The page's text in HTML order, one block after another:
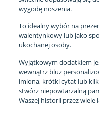
wygodę noszenia.
To idealny wybór na
walentynkowy lub jako
ukochanej osoby.
Wyjątkowym dodatkiem
wewnątrz bluz
imiona, krótki cytat lub
stwórz niepowtarzalną
Waszej historii przez wiele